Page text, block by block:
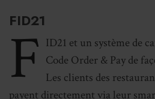
FID21
F ID21 et un système de
Code Order & Pay de
Les clients des
payent directement via leur